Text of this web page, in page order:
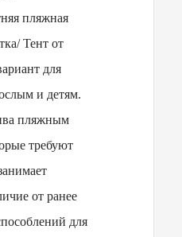
пляжная
Тент от
для
и детям.
пляжным
требуют
от ранее
для